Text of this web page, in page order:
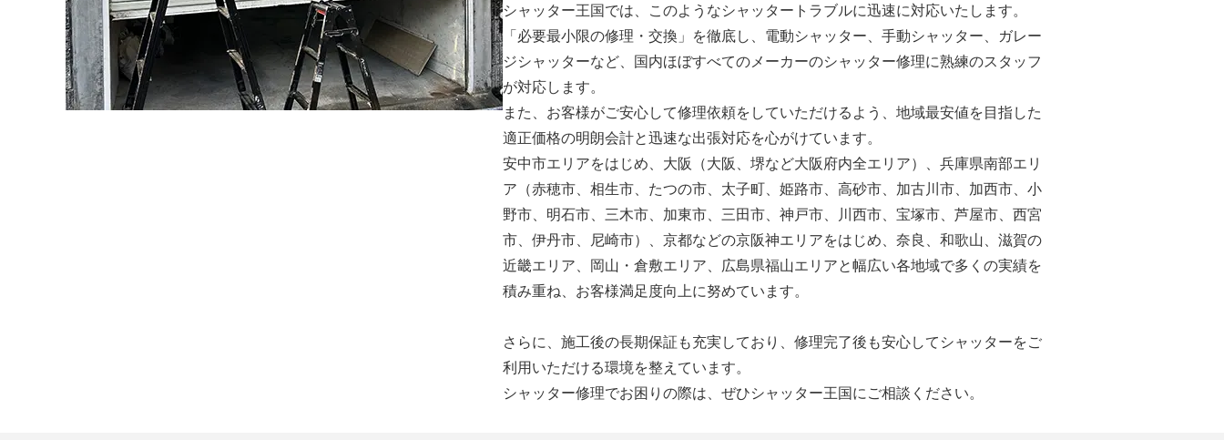
シャッター王国では、このようなシャッタートラブルに迅速に対応いたします。
「必要最小限の修理・交換」を徹底し、電動シャッター、手動シャッター、ガレー
ジシャッターなど、国内ほぼすべてのメーカーのシャッター修理に熟練のスタッフ
が対応します。
また、お客様がご安心して修理依頼をしていただけるよう、地域最安値を目指した
適正価格の明朗会計と迅速な出張対応を心がけています。
安中市エリアをはじめ、大阪（大阪、堺など大阪府内全エリア）、兵庫県南部エリ
ア（赤穂市、相生市、たつの市、太子町、姫路市、高砂市、加古川市、加西市、小
野市、明石市、三木市、加東市、三田市、神戸市、川西市、宝塚市、芦屋市、西宮
市、伊丹市、尼崎市）、京都などの京阪神エリアをはじめ、奈良、和歌山、滋賀の
近畿エリア、岡山・倉敷エリア、広島県福山エリアと幅広い各地域で多くの実績を
積み重ね、お客様満足度向上に努めています。
さらに、施工後の長期保証も充実しており、修理完了後も安心してシャッターをご
利用いただける環境を整えています。
シャッター修理でお困りの際は、ぜひシャッター王国にご相談ください。